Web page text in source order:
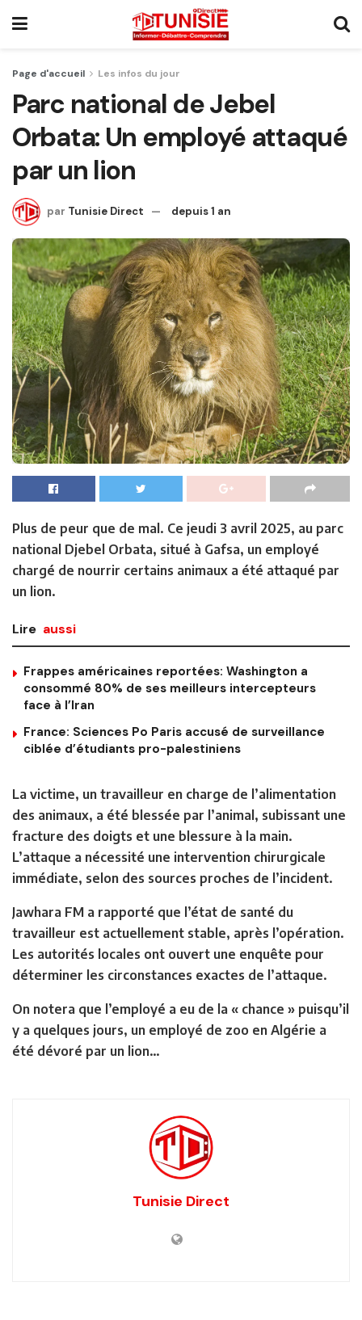
Page d'accueil Les infos du jour
Parc national de Jebel
Orbata: Un employé attaqué
par un lion
par Tunisie Direct depuis 1 an
Plus de peur que de mal. Ce jeudi 3 avril 2025, au parc
national Djebel Orbata, situé à Gafsa, un employé
chargé de nourrir certains animaux a été attaqué par
un lion.
Lire aussi
Frappes américaines reportées: Washington a
consommé 80% de ses meilleurs intercepteurs
face à l’Iran
France: Sciences Po Paris accusé de surveillance
ciblée d’étudiants pro-palestiniens
La victime, un travailleur en charge de l’alimentation
des animaux, a été blessée par l’animal, subissant une
fracture des doigts et une blessure à la main.
L’attaque a nécessité une intervention chirurgicale
immédiate, selon des sources proches de l’incident.
Jawhara FM a rapporté que l’état de santé du
travailleur est actuellement stable, après l’opération.
Les autorités locales ont ouvert une enquête pour
déterminer les circonstances exactes de l’attaque.
On notera que l’employé a eu de la « chance » puisqu’il
y a quelques jours, un employé de zoo en Algérie a
été dévoré par un lion…
Tunisie Direct